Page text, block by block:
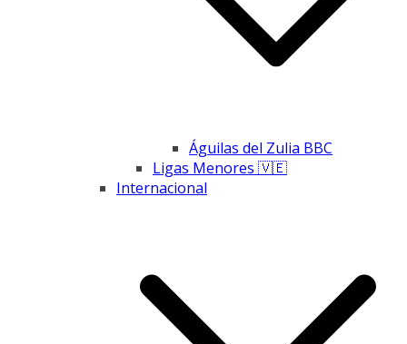
Águilas del Zulia BBC
Ligas Menores 🇻🇪
Internacional